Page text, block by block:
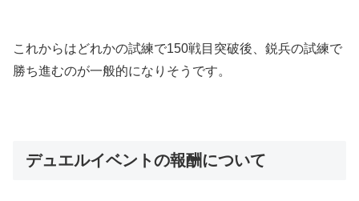
これからはどれかの試練で150戦目突破後、鋭兵の試練で
勝ち進むのが一般的になりそうです。
デュエルイベントの報酬について